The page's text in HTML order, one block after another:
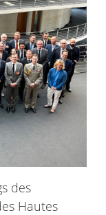
des
Hautes